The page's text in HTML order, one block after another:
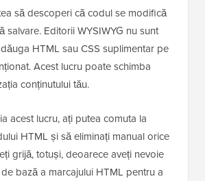
să descoperi că codul se modifică
salvare. Editorii WYSIWYG nu sunt
HTML sau CSS suplimentar pe
Acest lucru poate schimba
conținutului tău.
acest lucru, ați putea comuta la
HTML și să eliminați manual orice
grijă, totuși, deoarece aveți nevoie
bază a marcajului HTML pentru a